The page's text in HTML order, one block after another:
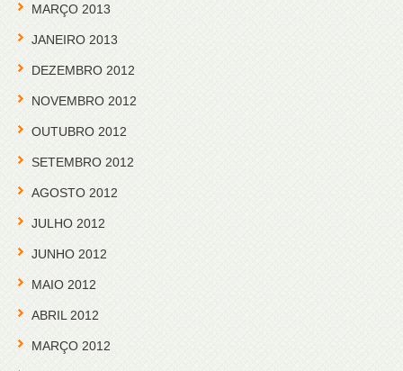
MARÇO 2013
JANEIRO 2013
DEZEMBRO 2012
NOVEMBRO 2012
OUTUBRO 2012
SETEMBRO 2012
AGOSTO 2012
JULHO 2012
JUNHO 2012
MAIO 2012
ABRIL 2012
MARÇO 2012